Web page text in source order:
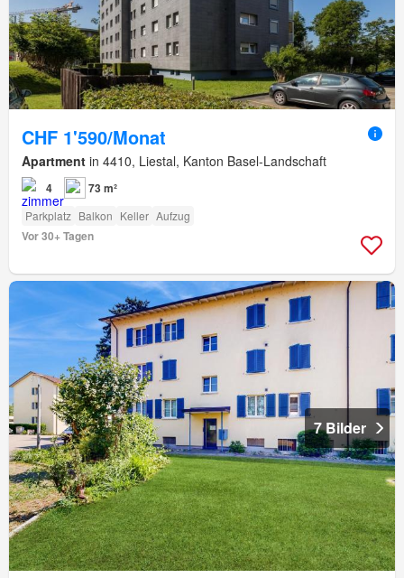
CHF 1'590/Monat
Apartment in 4410, Liestal, Kanton Basel-Landschaft
4 73 m²
Parkplatz Balkon Keller Aufzug
Vor 30+ Tagen
7 Bilder